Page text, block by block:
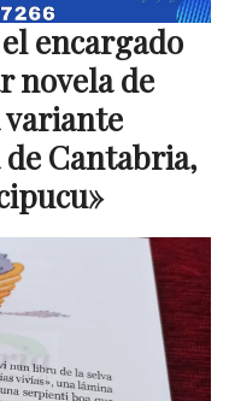
encargado
novela de
variante
Cantabria,